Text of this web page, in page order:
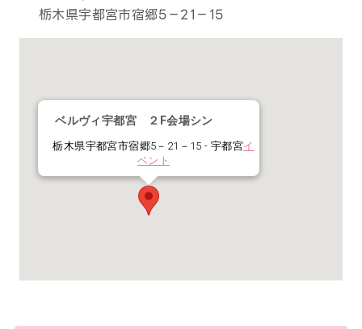
栃木県宇都宮市宿郷5－21－15
ベルヴィ宇都宮 ２F会場シン
栃木県宇都宮市宿郷5－21－15 - 宇都宮イ
ベント